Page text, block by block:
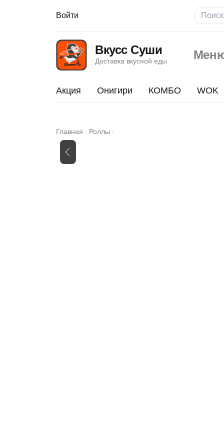
Войти
Вкусс Суши
Доставка вкусной еды
Акция Онигири КОМБО WOK
Главная Роллы
Токио
Изображения